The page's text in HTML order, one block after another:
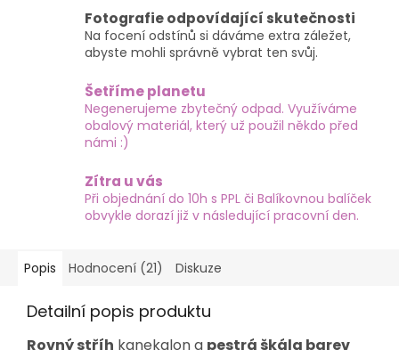
Fotografie odpovídající skutečnosti
Na focení odstínů si dáváme extra záležet,
abyste mohli správně vybrat ten svůj.
Šetříme planetu
Negenerujeme zbytečný odpad. Využíváme
obalový materiál, který už použil někdo před
námi :)
Zítra u vás
Při objednání do 10h s PPL či Balíkovnou balíček
obvykle dorazí již v následující pracovní den.
Popis Hodnocení (21) Diskuze
Detailní popis produktu
Rovný stříh kanekalon a pestrá škála barev